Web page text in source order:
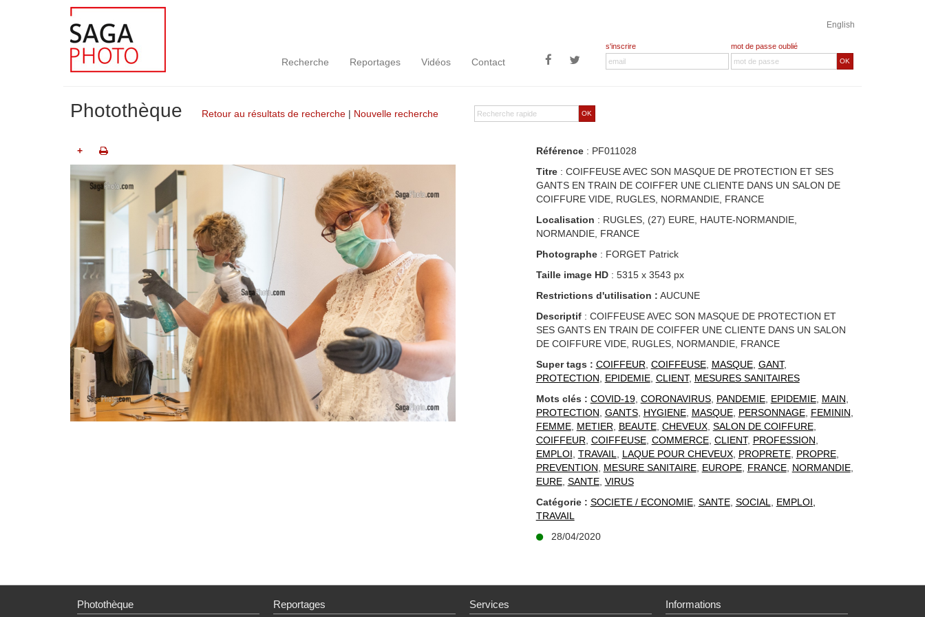
English
Recherche Reportages Vidéos Contact
s'inscrire mot de passe oublié
OK
OK
Photothèque Retour au résultats de recherche | Nouvelle recherche
+ Référence: PF011028
Titre: COIFFEUSE AVEC SON MASQUE DE PROTECTION ET SES
GANTS EN TRAIN DE COIFFER UNE CLIENTE DANS UN SALON DE
COIFFURE VIDE, RUGLES, NORMANDIE, FRANCE
Localisation : RUGLES, (27) EURE, HAUTE-NORMANDIE,
NORMANDIE, FRANCE
Photographe: FORGET Patrick
Taille image HD: 5315 x 3543 px
Restrictions d'utilisation : AUCUNE
Descriptif: COIFFEUSE AVEC SON MASQUE DE PROTECTION ET
SES GANTS EN TRAIN DE COIFFER UNE CLIENTE DANS UN SALON
DE COIFFURE VIDE, RUGLES, NORMANDIE, FRANCE
Super tags : COIFFEUR COIFFEUSE, MASQUE, GANT,
PROTECTION
EPIDEMIE, CLIENT, MESURES SANITAIRES
Mots clés : COVID-19, CORONAVIRUS, PANDEMIE, EPIDEMIE, MAIN
PROTECTION GANTS, HYGIENE, MASQUE, PERSONNAGE, FEMININ
FEMME, METIER BEAUTE, CHEVEUX, SALON DE COIFFURE,
COIFFEUR COIFFEUSE, COMMERCE, CLIENT, PROFESSION
EMPLOI TRAVAIL LAQUE POUR CHEVEUX, PROPRETE, PROPRE,
PREVENTION
MESURE SANITAIRE, EUROPE, FRANCE, NORMANDIE,
EURE, SANTE, VIRUS
Catégorie : SOCIETE / ECONOMIE, SANTE, SOCIAL
EMPLOI,
TRAVAIL
28/04/2020
Photothèque Reportages Services Informations